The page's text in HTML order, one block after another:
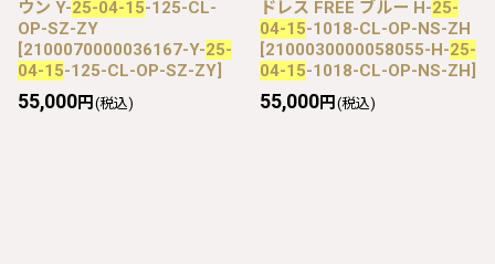
ウン Y-25-04-15-125-CL-
OP-SZ-ZY
[2100070000036167-Y-25-
04-15-125-CL-OP-SZ-ZY]
55,000円 (税込)
ドレス FREE ブルー H-25-
04-15-1018-CL-OP-NS-ZH
[2100030000058055-H-25-
04-15-1018-CL-OP-NS-ZH]
55,000円 (税込)